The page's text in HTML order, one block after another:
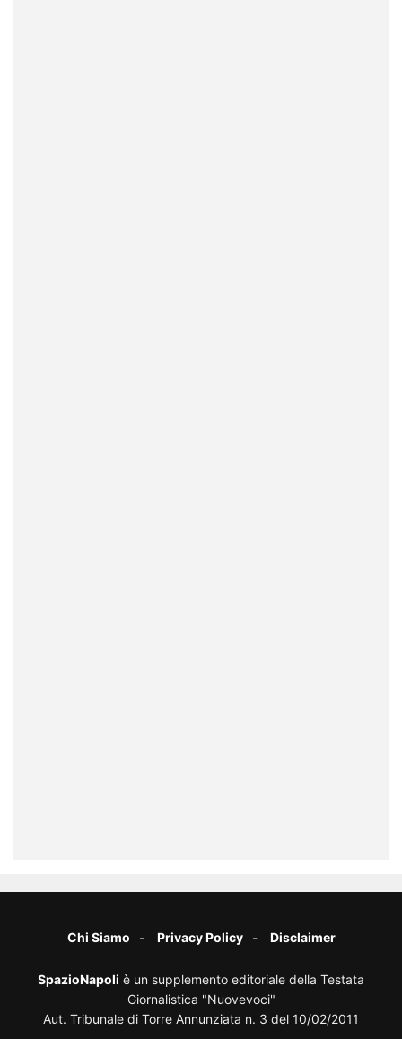
Chi Siamo Privacy Policy Disclaimer
SpazioNapoli è un supplemento editoriale della Testata
Giornalistica "Nuovevoci"
Aut. Tribunale di Torre Annunziata n. 3 del 10/02/2011